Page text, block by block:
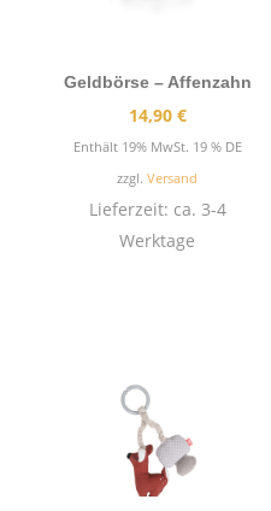
Geldbörse – Affenzahn
14,90 €
Enthält 19% MwSt. 19 % DE
zzgl.Versand
Lieferzeit: ca. 3-4
Werktage